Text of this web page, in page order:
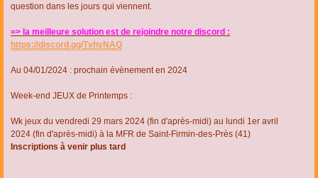
question dans les jours qui viennent.
=> la meilleure solution est de rejoindre notre discord :
https://discord.gg/TvhyNAQ
Au 04/01/2024 : prochain évènement en 2024
Week-end JEUX de Printemps :
Wk jeux du vendredi 29 mars 2024 (fin d'après-midi) au lundi 1er avril
2024 (fin d'après-midi) à la MFR de Saint-Firmin-des-Près (41)
Inscriptions à venir plus tard